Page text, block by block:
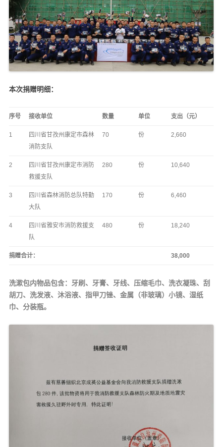
本次捐赠明细：
序号 接收单位 数量 单位 支出（元）
1
四川省甘孜州康定市森林
消防支队
70 份 2,660
2
四川省甘孜州康定市消防
救援支队
280 份 10,640
3
四川省森林消防总队特勤
大队
170 份 6,460
4
四川省雅安市消防救援支
队
480 份 18,240
捐赠合计： 38,000
洗漱包内物品包含：牙刷、牙膏、牙线、压缩毛巾、洗衣凝珠、刮
胡刀、洗发液、沐浴液、指甲刀锉、金属（非玻璃）小镜、湿纸
巾、分装瓶。